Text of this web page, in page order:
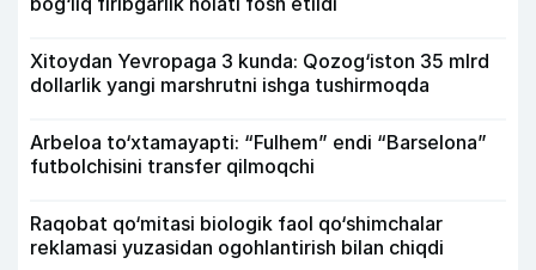
Xitoydan Yevropaga 3 kunda: Qozog‘iston 35 mlrd
dollarlik yangi marshrutni ishga tushirmoqda
Arbeloa to‘xtamayapti: “Fulhem” endi “Barselona”
futbolchisini transfer qilmoqchi
Raqobat qo‘mitasi biologik faol qo‘shimchalar
reklamasi yuzasidan ogohlantirish bilan chiqdi